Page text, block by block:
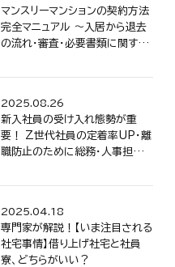
マンスリーマンションの契約方法
完全マニュアル ～入居から退去
の流れ・審査・必要書類に関する
2025.08.26
新入社員の受け入れ態勢が重
要！ Z世代社員の定着率UP・離
職防止のために総務・人事担当
2025.04.18
専門家が解説！【いま注目される
社宅事情】借り上げ社宅と社員
寮、どちらがいい？